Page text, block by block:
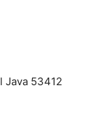
Java 53412